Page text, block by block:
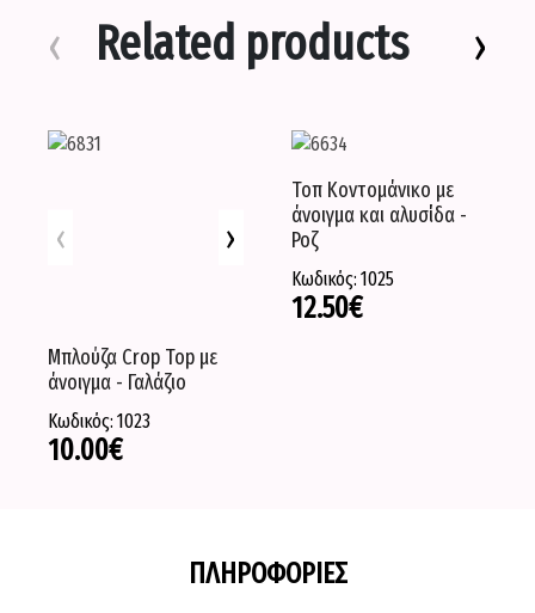
Related products
‹ ›
Μπλούζα Crop Top με
άνοιγμα - Γαλάζιο
Κωδικός: 1023
10.00€
Τοπ Κοντομάνικο με
άνοιγμα και αλυσίδα -
Ροζ
Κωδικός: 1025
12.50€
‹ ›
ΠΛΗΡΟΦΟΡΙΕΣ